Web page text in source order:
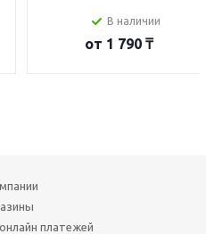
В наличии
от 1 790 ₸
платежей